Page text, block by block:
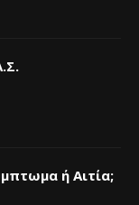
ή Αιτία;